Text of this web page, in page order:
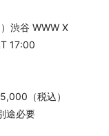
渋谷 WWW X
17:00
（税込）
途必要